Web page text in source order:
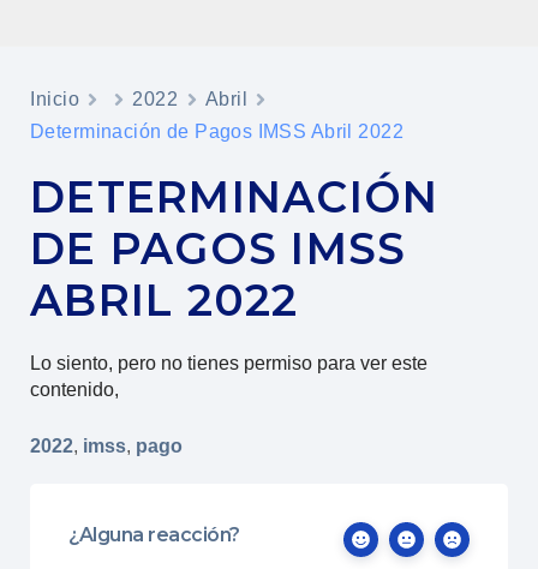
Inicio 2022
Abril
Determinación de Pagos IMSS Abril 2022
DETERMINACIÓN
DE PAGOS IMSS
ABRIL 2022
Lo siento, pero no tienes permiso para ver este
contenido,
2022, imss, pago
¿Alguna reacción?